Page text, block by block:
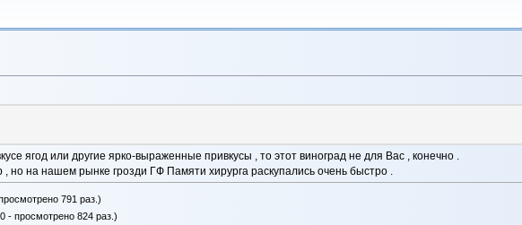
ягод или другие ярко-выраженные привкусы , то этот виноград не для Вас , конечно .
но на нашем рынке грозди ГФ Памяти хирурга раскупались очень быстро .
791 раз.)
- просмотрено 824 раз.)